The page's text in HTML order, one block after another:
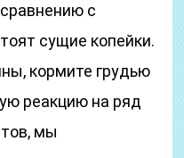
с
сущие копейки.
кормите грудью
реакцию на ряд
мы